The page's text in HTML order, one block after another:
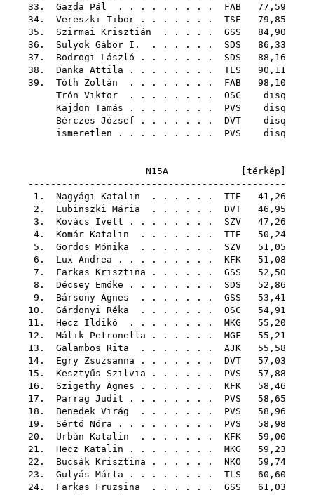
33. Gazda Pál . . . . . . . . . FAB 77,59
34. Vereszki Tibor . . . . . . . TSE 79,85
35. Szirmai Krisztián . . . . . GSS 84,90
36. Sulyok Gábor I. . . . . . . SDS 86,33
37. Bodrogi László . . . . . . . SDS 88,16
38. Danka Attila . . . . . . . . TLS 90,11
39. Tóth Zoltán . . . . . . . . FAB 98,10
Trón Viktor . . . . . . . . OSC disq
Kajdon Tamás . . . . . . . . PVS disq
Bérczes József . . . . . . . DVT disq
ismeretlen . . . . . . . . . PVS disq
N15A [ térkép
----------------------------------------------
1. Nagyági Katalin . . . . . . TTE 41,26
2. Lubinszki Mária . . . . . . DVT 46,95
3. Kovács Ivett . . . . . . . . SZV 47,26
4. Komár Katalin . . . . . . . TTE 50,24
5. Gordos Mónika . . . . . . . SZV 51,05
6. Lux Andrea . . . . . . . . . KFK 51,08
7. Farkas Krisztina . . . . . . GSS 52,50
8. Décsey Emőke . . . . . . . . SDS 52,86
9. Bársony Ágnes . . . . . . . GSS 53,41
10. Gárdonyi Réka . . . . . . . OSC 54,91
11. Hecz Ildikó . . . . . . . . MKG 55,20
12. Málik Petronella . . . . . . MGF 55,21
13. Galambos Rita . . . . . . . AJK 55,58
14. Egry Zsuzsanna . . . . . . . DVT 57,03
15. Kesztyűs Szilvia . . . . . . PVS 57,88
16. Szigethy Ágnes . . . . . . . KFK 58,46
17. Parrag Judit . . . . . . . . PVS 58,65
18. Benedek Virág . . . . . . . PVS 58,96
19. Sértő Nóra . . . . . . . . . PVS 58,98
20. Urbán Katalin . . . . . . . KFK 59,00
21. Hecz Katalin . . . . . . . . MKG 59,23
22. Bucsák Krisztina . . . . . . NKO 59,74
23. Gulyás Márta . . . . . . . . TLS 60,60
24. Farkas Fruzsina . . . . . . GSS 61,03